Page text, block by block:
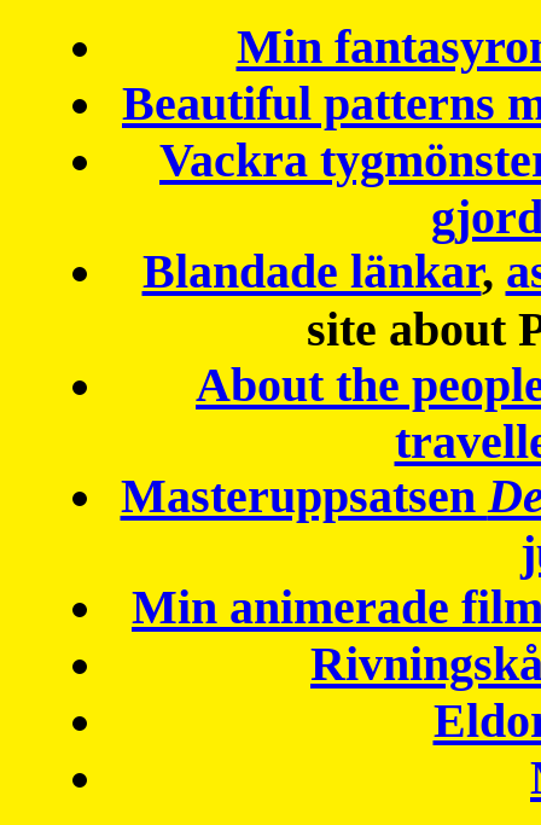
Min
Beautiful patterns
Vackra
Blandade länkar,
site about
About the
Masteruppsatsen
Min animerade